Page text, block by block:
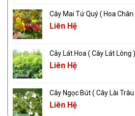
Cây Mai Tứ Quý ( Hoa Chân
Liên Hệ
Cây Lát Hoa ( Cây Lát Lông )
Liên Hệ
Cây Ngọc Bút ( Cây Lài Trâu
Liên Hệ